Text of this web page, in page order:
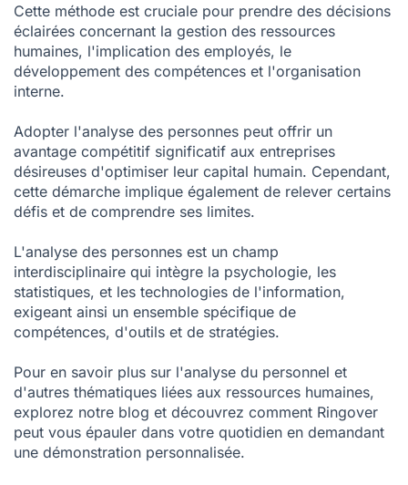
Cette méthode est cruciale pour prendre des décisions
éclairées concernant la gestion des ressources
humaines, l'implication des employés, le
développement des compétences et l'organisation
interne.
Adopter l'analyse des personnes peut offrir un
avantage compétitif significatif aux entreprises
désireuses d'optimiser leur capital humain. Cependant,
cette démarche implique également de relever certains
défis et de comprendre ses limites.
L'analyse des personnes est un champ
interdisciplinaire qui intègre la psychologie, les
statistiques, et les technologies de l'information,
exigeant ainsi un ensemble spécifique de
compétences, d'outils et de stratégies.
Pour en savoir plus sur l'analyse du personnel et
d'autres thématiques liées aux ressources humaines,
explorez notre blog et découvrez comment Ringover
peut vous épauler dans votre quotidien en demandant
une démonstration personnalisée.